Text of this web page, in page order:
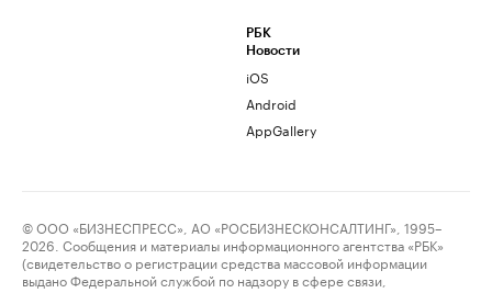
РБК
Новости
iOS
Android
AppGallery
© ООО «БИЗНЕСПРЕСС», АО «РОСБИЗНЕСКОНСАЛТИНГ», 1995–
2026. Сообщения и материалы информационного агентства «РБК»
(свидетельство о регистрации средства массовой информации
выдано Федеральной службой по надзору в сфере связи,